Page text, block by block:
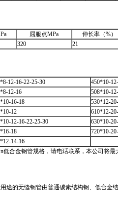
屈服点MPa
伸长率（%）
320 21
12-16-22-25-30
450*10-
12-16
508*10-
16-18
530*12-
12
610*12-
12-16-22-25-30
630*10-
18
720*10-
14-16
低合金钢管规格，请电话联系，本公司将
用途的无缝钢管由普通碳素结构钢、低合